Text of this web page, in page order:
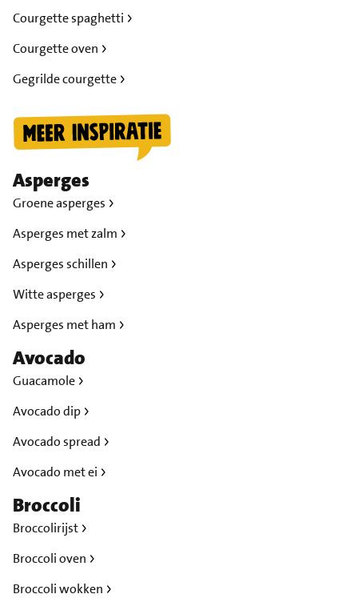
Courgette spaghetti
Courgette oven
Gegrilde courgette
Asperges
Groene asperges
Asperges met zalm
Asperges schillen
Witte asperges
Asperges met ham
Avocado
Guacamole
Avocado dip
Avocado spread
Avocado met ei
Broccoli
Broccolirijst
Broccoli oven
Broccoli wokken